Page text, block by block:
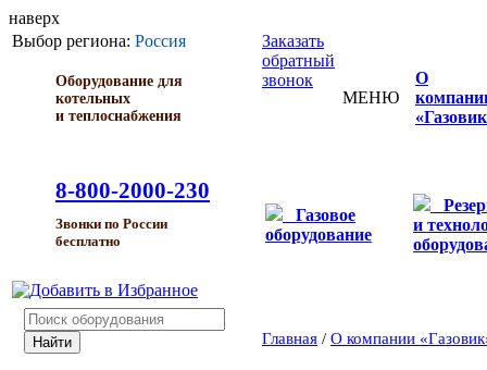
наверх
Выбор региона: Россия
Оборудование для
котельных
и теплоснабжения
8-800-2000-230
Звонки по России
бесплатно
Заказать
обратный
звонок
МЕНЮ
О
Газовое
оборудование
и
Главная / О компании